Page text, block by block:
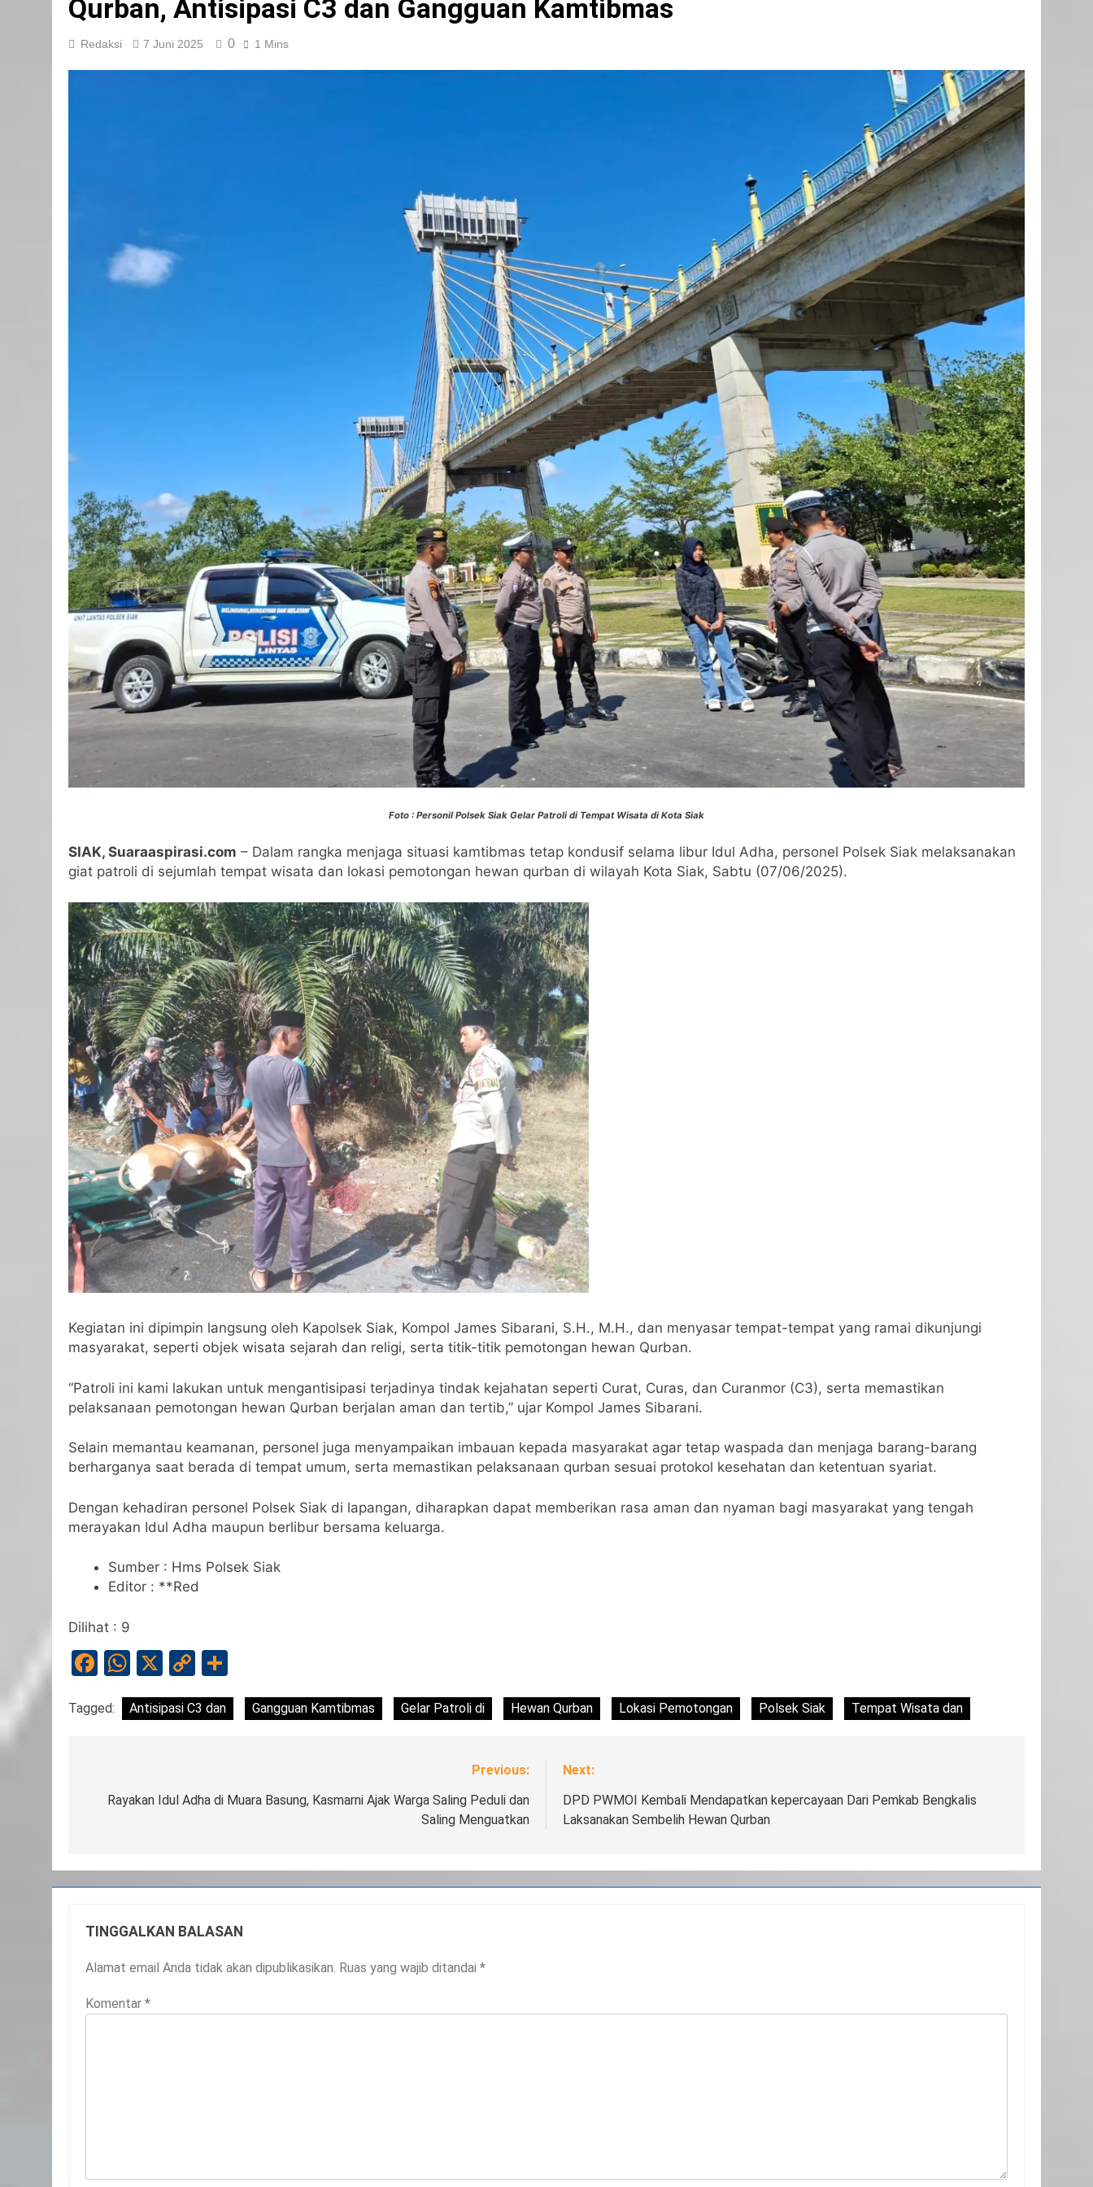
Qurban, Antisipasi C3 dan Gangguan Kamtibmas
Redaksi 7 Juni 2025 0 1 Mins
Foto : Personil Polsek Siak Gelar Patroli di Tempat Wisata di Kota Siak
SIAK, Suaraaspirasi.com – Dalam rangka menjaga situasi kamtibmas tetap kondusif selama libur Idul Adha, personel Polsek Siak melaksanakan
giat patroli di sejumlah tempat wisata dan lokasi pemotongan hewan qurban di wilayah Kota Siak, Sabtu (07/06/2025).
Kegiatan ini dipimpin langsung oleh Kapolsek Siak, Kompol James Sibarani, S.H., M.H., dan menyasar tempat-tempat yang ramai dikunjungi
masyarakat, seperti objek wisata sejarah dan religi, serta titik-titik pemotongan hewan Qurban.
“Patroli ini kami lakukan untuk mengantisipasi terjadinya tindak kejahatan seperti Curat, Curas, dan Curanmor (C3), serta memastikan
pelaksanaan pemotongan hewan Qurban berjalan aman dan tertib,” ujar Kompol James Sibarani.
Selain memantau keamanan, personel juga menyampaikan imbauan kepada masyarakat agar tetap waspada dan menjaga barang-barang
berharganya saat berada di tempat umum, serta memastikan pelaksanaan qurban sesuai protokol kesehatan dan ketentuan syariat.
Dengan kehadiran personel Polsek Siak di lapangan, diharapkan dapat memberikan rasa aman dan nyaman bagi masyarakat yang tengah
merayakan Idul Adha maupun berlibur bersama keluarga.
Sumber : Hms Polsek Siak
Editor : **Red
Dilihat : 9
Facebook
WhatsApp
X
Copy
Link
Tagged: Antisipasi C3 dan Gangguan Kamtibmas Gelar Patroli di Hewan Qurban Lokasi Pemotongan Polsek Siak Tempat Wisata dan
pos
Previous:
Rayakan Idul Adha di Muara Basung, Kasmarni Ajak Warga Saling Peduli dan
Saling Menguatkan
Next:
DPD PWMOI Kembali Mendapatkan kepercayaan Dari Pemkab Bengkalis
Laksanakan Sembelih Hewan Qurban
TINGGALKAN BALASAN
Alamat email Anda tidak akan dipublikasikan. Ruas yang wajib ditandai *
Komentar *